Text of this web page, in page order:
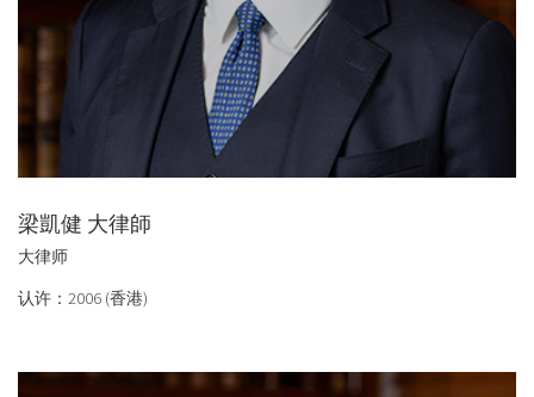
梁凱健 大律師
大律师
认许：2006 (香港)